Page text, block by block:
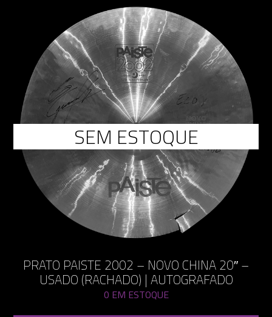
SEM ESTOQUE
PRATO PAISTE 2002 – NOVO CHINA 20″ –
USADO (RACHADO) | AUTOGRAFADO
0 EM ESTOQUE